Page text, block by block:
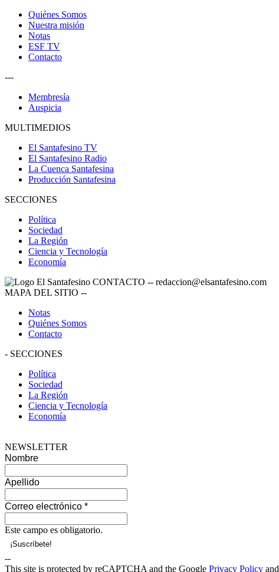
Quiénes Somos
Nuestra misión
Notas
ESF TV
Contacto
---
Membresía
Auspicia
MULTIMEDIOS
El Santafesino TV
El Santafesino Radio
La Cuenca Santafesina
Producción Santafesina
SECCIONES
Política
Sociedad
La Región
Ciencia y Tecnología
Economía
CONTACTO -- redaccion@elsantafesino.com
MAPA DEL SITIO --
Notas
Quiénes Somos
Contacto
- SECCIONES
Política
Sociedad
La Región
Ciencia y Tecnología
Economía
NEWSLETTER
Nombre
Apellido
Correo electrónico *
Este campo es obligatorio.
--
This site is protected by reCAPTCHA and the Google Privacy Policy and